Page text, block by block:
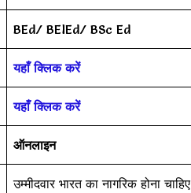
BEd/ BElEd/ BSc Ed
यहाँ क्लिक करें
यहाँ क्लिक करें
ऑनलाइन
उम्मीदवार भारत का नागरिक होना चाहिए